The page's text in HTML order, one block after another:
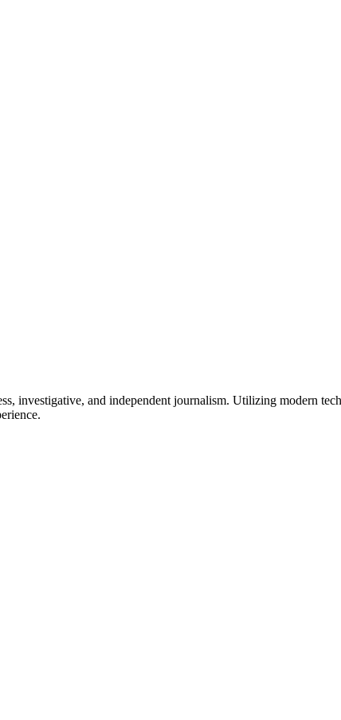
investigative, and independent journalism. Utilizing modern